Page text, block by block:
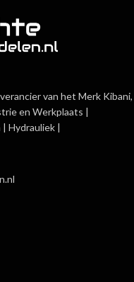
van het Merk Kibani,
en Werkplaats |
Hydrauliek |